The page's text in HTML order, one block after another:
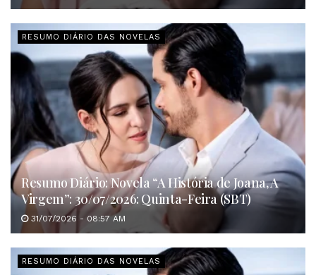
RESUMO DIÁRIO DAS NOVELAS
Resumo Diário: Novela “A História de Joana, A
Virgem”: 30/07/2026: Quinta-Feira (SBT)
31/07/2026 - 08:57 AM
RESUMO DIÁRIO DAS NOVELAS